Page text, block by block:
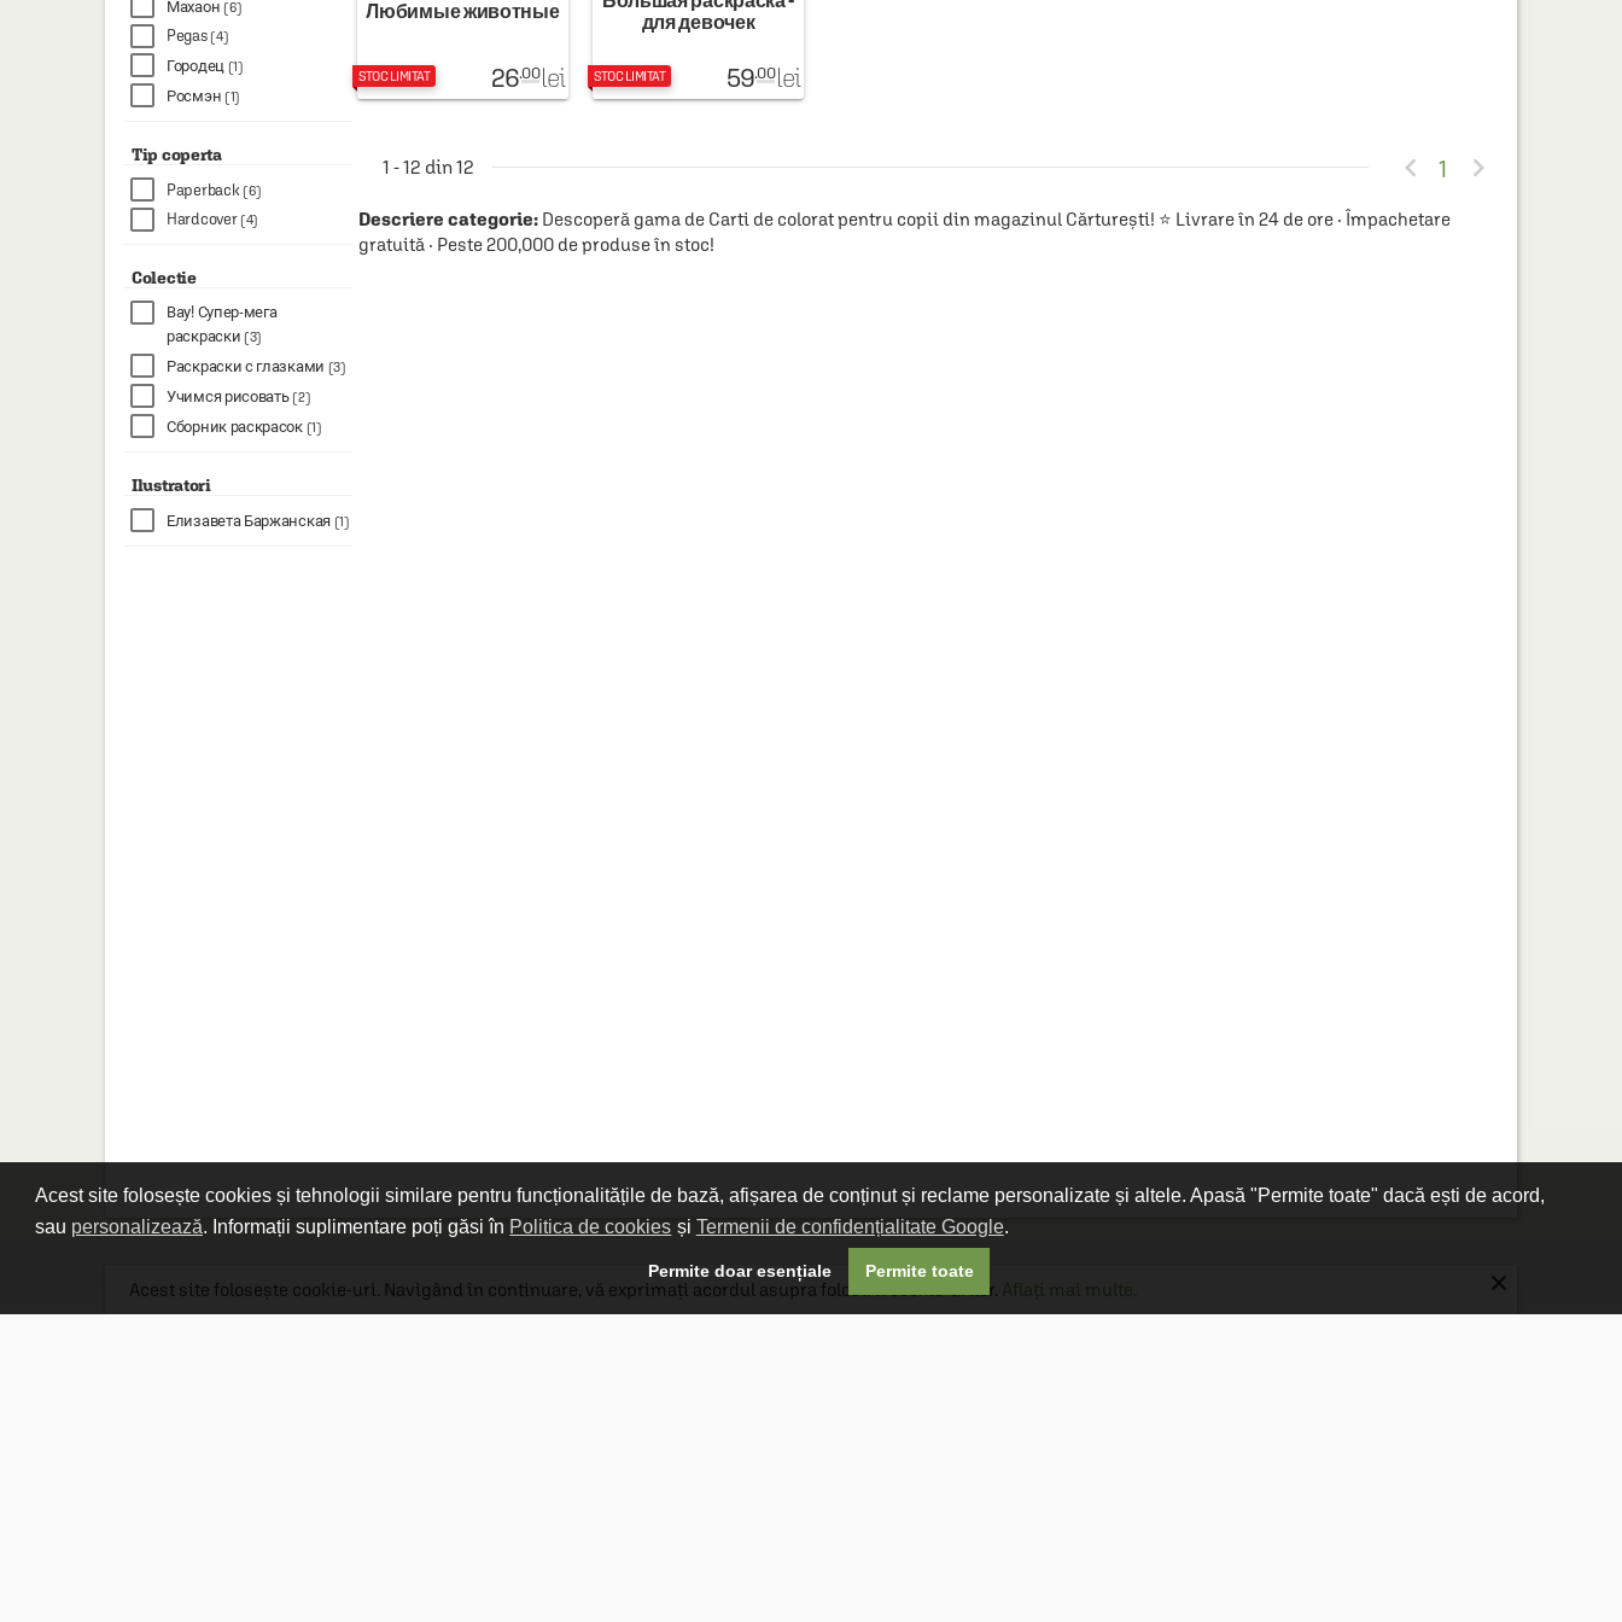
Acest site folosește cookies și tehnologii similare pentru funcționalitățile de bază, afișarea de conținut și reclame personalizate și altele. Apasă "Permite toate" dacă ești de acord,
sau personalizează. Informații suplimentare poți găsi în Politica de cookies și Termenii de confidențialitate Google.
Permite doar esențiale Permite toate
Махаон (6)
Pegas (4)
Городец (1)
Росмэн (1)
Tip coperta
Paperback (6)
Hardcover (4)
Colectie
Вау! Супер-мега
раскраски (3)
Раскраски с глазками (3)
Учимся рисовать (2)
Сборник раскрасок (1)
Ilustratori
Елизавета Баржанская (1)
Любимые животные
STOC LIMITAT 26.00 lei
для девочек
STOC LIMITAT 59.00 lei
1 - 12 din 12  1 
Descriere categorie: Descoperă gama de Carti de colorat pentru copii din magazinul Cărturești! ⭐ Livrare în 24 de ore · Împachetare
gratuită · Peste 200,000 de produse în stoc!
Linkuri utile  Livrare gratuită
Acest site folosește cookie-uri. Navigând în continuare, vă exprimați acordul asupra folosirii cookie-urilor. Aflați mai multe. ×